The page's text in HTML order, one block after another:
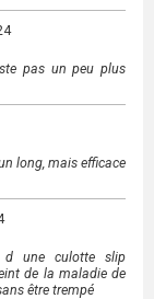
pas un peu plus
long, mais efficace
d une culotte slip
de la maladie de
être trempé